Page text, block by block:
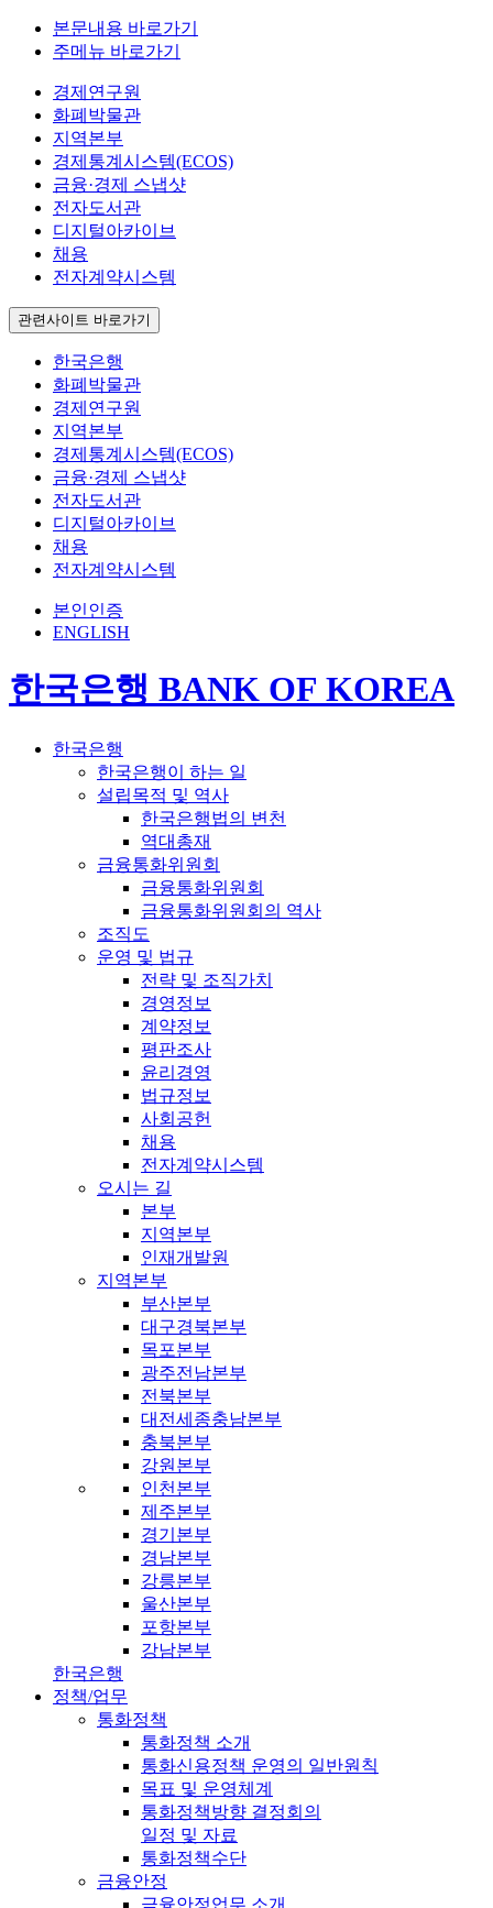
본문내용 바로가기
주메뉴 바로가기
경제연구원
화폐박물관
지역본부
경제통계시스템(ECOS)
금융·경제 스냅샷
전자도서관
디지털아카이브
채용
전자계약시스템
관련사이트 바로가기
한국은행
화폐박물관
경제연구원
지역본부
경제통계시스템(ECOS)
금융·경제 스냅샷
전자도서관
디지털아카이브
채용
전자계약시스템
본인인증
ENGLISH
한국은행 BANK OF KOREA
한국은행
한국은행이 하는 일
설립목적 및 역사
한국은행법의 변천
역대총재
금융통화위원회
금융통화위원회
금융통화위원회의 역사
조직도
운영 및 법규
전략 및 조직가치
경영정보
계약정보
평판조사
윤리경영
법규정보
사회공헌
채용
전자계약시스템
오시는 길
본부
지역본부
인재개발원
지역본부
부산본부
대구경북본부
목포본부
광주전남본부
전북본부
대전세종충남본부
충북본부
강원본부
인천본부
제주본부
경기본부
경남본부
강릉본부
울산본부
포항본부
강남본부
한국은행
정책/업무
통화정책
통화정책 소개
통화신용정책 운영의 일반원칙
목표 및 운영체계
통화정책방향 결정회의
일정 및 자료
통화정책수단
금융안정
금융안정업무 소개